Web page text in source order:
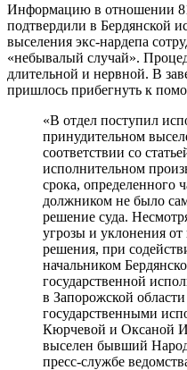
Информацию в отношении
подтвердили в Бердянской
выселения экс-нардепа
«небывалый случай».
длительной и нервной. В
пришлось прибегнуть к
«В отдел поступил
принудительном
соответствии со
исполнительном
срока, определенного
должником не было
решение суда.
угрозы и уклонения
решения, при
начальником
государственной
в Запорожской
государственными
Кюрчевой и Оксаной
выселен бывший
пресс-службе